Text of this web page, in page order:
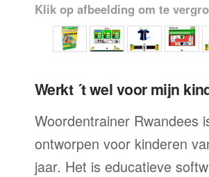
Klik op afbeelding om te
Werkt ´t wel voor mijn
Woordentrainer Rwandees
ontworpen voor kinderen
jaar. Het is educatieve